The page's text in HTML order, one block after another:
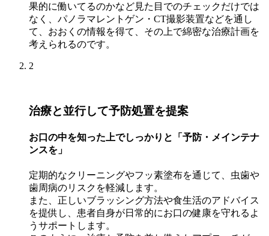
果的に働いてるのかなど見た目でのチェックだけでは
なく、パノラマレントゲン・CT撮影装置などを通し
て、おおくの情報を得て、その上で綿密な治療計画を
考えられるのです。
2
治療と並行して予防処置を提案
お口の中を知った上でしっかりと「予防・メインテナ
ンスを」
定期的なクリーニングやフッ素塗布を通じて、虫歯や
歯周病のリスクを軽減します。
また、正しいブラッシング方法や食生活のアドバイス
を提供し、患者自身が日常的にお口の健康を守れるよ
うサポートします。